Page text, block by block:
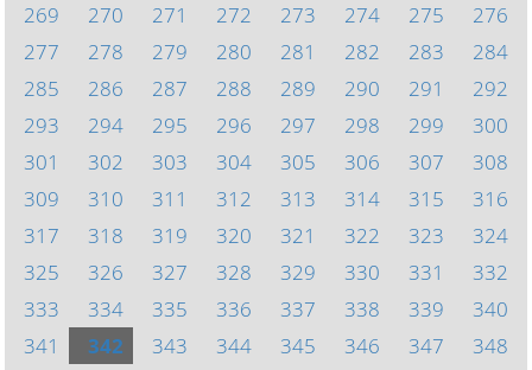
269
270 271 272 273 274 275
276
277
278 279 280 281 282 283
284
285
286 287 288 289 290 291
292
293
294 295 296 297 298 299
300
301
302 303 304 305 306 307
308
309
310 311 312 313 314 315
316
317
318 319 320 321 322 323
324
325
326 327 328 329 330 331
332
333
334 335 336 337 338 339
340
341
342 343 344 345 346 347
348